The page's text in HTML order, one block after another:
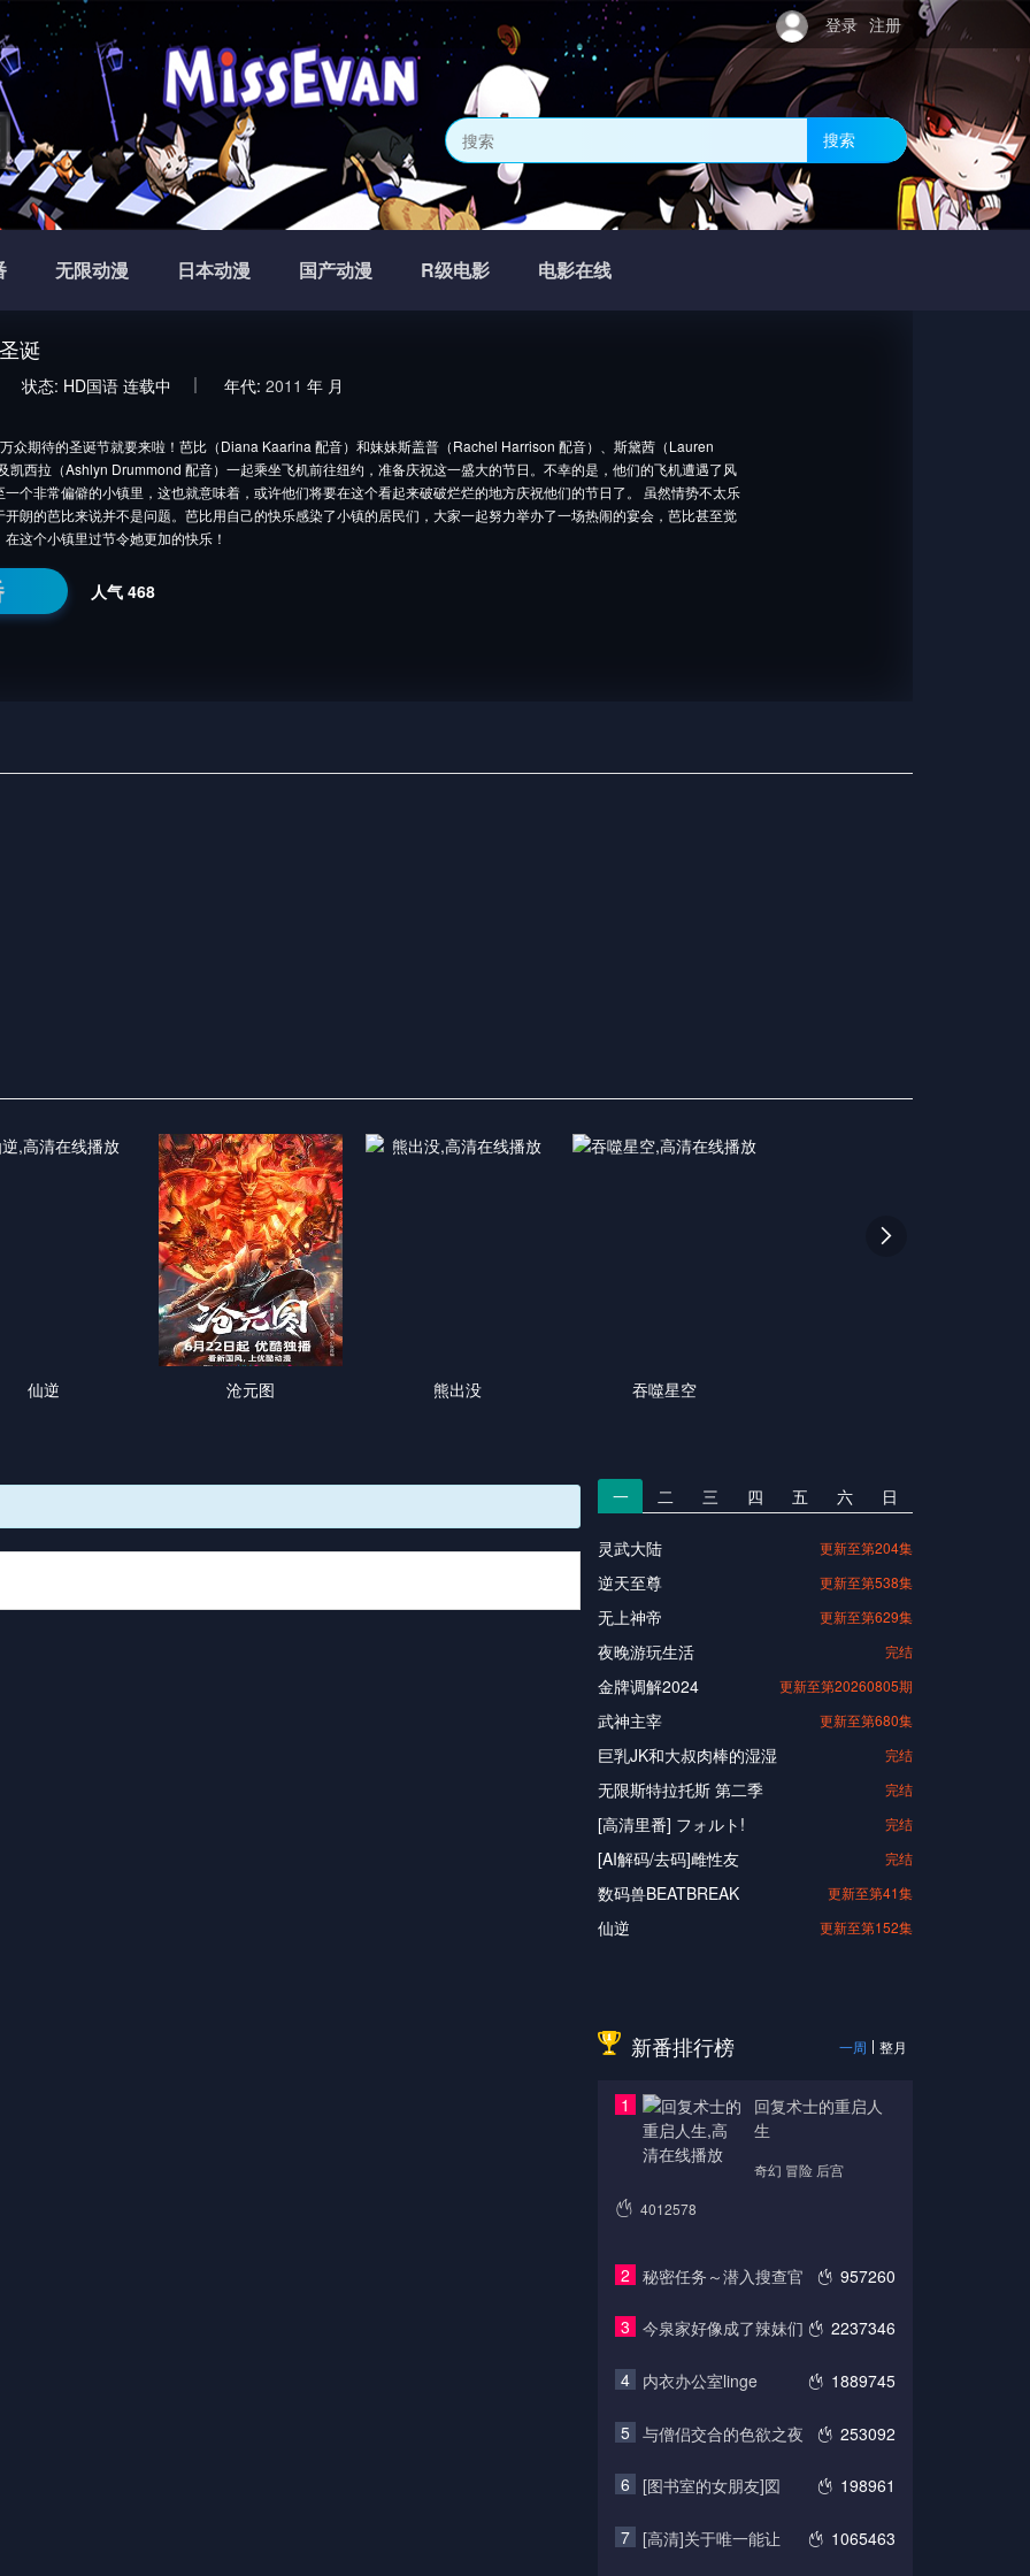
登录 注册
搜索
无限动漫 日本动漫 国产动漫 R级电影 电影在线
诞
状态: HD国语 连载中 年代: 2011 年 月
众期待的圣诞节就要来啦！芭比（Diana Kaarina 配音）和妹妹斯盖普（Rachel Harrison 配音）、斯黛茜（Lauren
凯西拉（Ashlyn Drummond 配音）一起乘坐飞机前往纽约，准备庆祝这一盛大的节日。不幸的是，他们的飞机遭遇了风
一个非常偏僻的小镇里，这也就意味着，或许他们将要在这个看起来破破烂烂的地方庆祝他们的节日了。 虽然情势不太乐
开朗的芭比来说并不是问题。芭比用自己的快乐感染了小镇的居民们，大家一起努力举办了一场热闹的宴会，芭比甚至觉
这个小镇里过节令她更加的快乐！
人气 468
仙逆 沧元图 熊出没 吞噬星空

一 二 三 四 五 六 日
灵武大陆 更新至第204集
逆天至尊 更新至第538集
无上神帝 更新至第629集
夜晚游玩生活 完结
金牌调解2024 更新至第20260805期
武神主宰 更新至第680集
巨乳JK和大叔肉棒的湿湿 完结
无限斯特拉托斯 第二季 完结
[高清里番] フォルト! 完结
[AI解码/去码]雌性友 完结
数码兽BEATBREAK 更新至第41集
仙逆 更新至第152集
新番排行榜 一周 整月
1
回复术士的重启人
生
奇幻 冒险 后宫
4012578
2 957260
秘密任务～潜入搜查官
3 2237346
今泉家好像成了辣妹们
4 1889745
内衣办公室linge
5 253092
与僧侣交合的色欲之夜
6 198961
[图书室的女朋友]図
7 1065463
[高清]关于唯一能让